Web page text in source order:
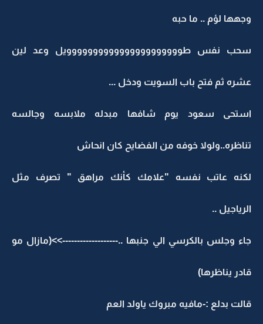
لؤم .. ما حبه
نفس طوووووووووووووووووووووويل وعد لين
ثم فتح باب السويت ودخل ...
سعود يوم شافها مبدله ملابسه وجالسه
خوفه من الفضايح كان انحاش
عاتب نفسه "علامك كأنك مراهق " تصرف مثل
..
وجلس بالكرسي الي جنبها ..------------------->>(مازال مو
يناظرها)
بدلع :-مافيه مبروك ياولد العم